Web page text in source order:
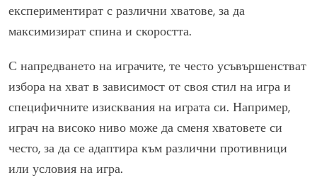
експериментират с различни хватове, за да
максимизират спина и скоростта.
С напредването на играчите, те често усъвършенстват
избора на хват в зависимост от своя стил на игра и
специфичните изисквания на играта си. Например,
играч на високо ниво може да сменя хватовете си
често, за да се адаптира към различни противници
или условия на игра.